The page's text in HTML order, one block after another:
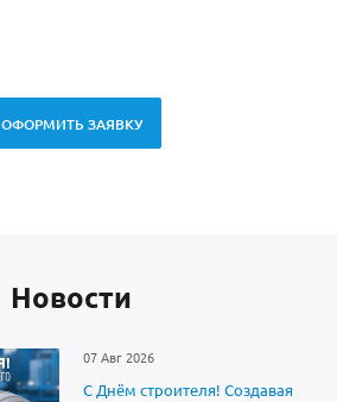
ОФОРМИТЬ ЗАЯВКУ
Новоcти
07 Авг 2026
С Днём строителя! Создавая